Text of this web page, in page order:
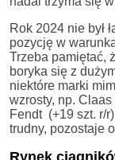
Rok 2024 nie był
pozycję w
Trzeba pamiętać,
boryka się z
niektóre marki
wzrosty, np. Claas
Fendt (+19 szt. r/
trudny, pozostaje
Rynek